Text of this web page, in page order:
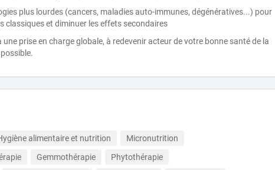
plus lourdes (cancers, maladies auto-immunes, dégénératives...) pour
classiques et diminuer les effets secondaires
prise en charge globale, à redevenir acteur de votre bonne santé de la
alimentaire et nutrition
Micronutrition
Gemmothérapie
Phytothérapie